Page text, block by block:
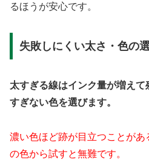
るほうが安心です。
失敗しにくい太さ・色の
太すぎる線はインク量が増え
すぎない色を選びます。
濃い色ほど跡が目立つことが
の色から試すと無難です。